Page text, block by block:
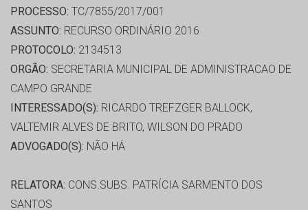
PROCESSO: TC/7855/2017/001
ASSUNTO: RECURSO ORDINÁRIO 2016
PROTOCOLO: 2134513
ORGÃO: SECRETARIA MUNICIPAL DE ADMINISTRACAO DE
CAMPO GRANDE
INTERESSADO(S): RICARDO TREFZGER BALLOCK,
VALTEMIR ALVES DE BRITO, WILSON DO PRADO
ADVOGADO(S): NÃO HÁ
RELATORA: CONS.SUBS. PATRÍCIA SARMENTO DOS
SANTOS